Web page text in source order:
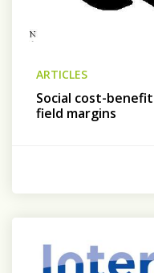
ARTICLES
Social cost-
field margins